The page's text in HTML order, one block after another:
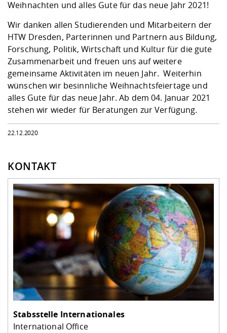
Vorbereitung
Checkliste zum
Studien- und
und Physik
Digitales Lernen
Jobs, Praktika,
Studieren in
Lebenslagen
Studentenwerk
Angebote der
Arbeit
Career Service
Lehren,
Weiterbilden im
Formulare und
Internationale
Formulare und
FIS -
Prototyping und
Gründung und
Kooperationen
Kontakt &
Klimaschutz &
Förderverein
Gremien und
Informatik/
Landbau/
Maschinenbau
Angebote für Unternehmen
Kontakt und Anfahrt
Qualitätssicherung
Weihnachten und alles Gute für das neue Jahr 2021!
Wir danken allen Studierenden und Mitarbeitern der
HTW Dresden, Parterinnen und Partnern aus Bildung,
Forschung, Politik, Wirtschaft und Kultur für die gute
Zusammenarbeit und freuen uns auf weitere
gemeinsame Aktivitäten im neuen Jahr. Weiterhin
wünschen wir besinnliche Weihnachtsfeiertage und
alles Gute für das neue Jahr. Ab dem 04. Januar 2021
stehen wir wieder für Beratungen zur Verfügung.
22.12.2020
KONTAKT
Stabsstelle Internationales
International Office